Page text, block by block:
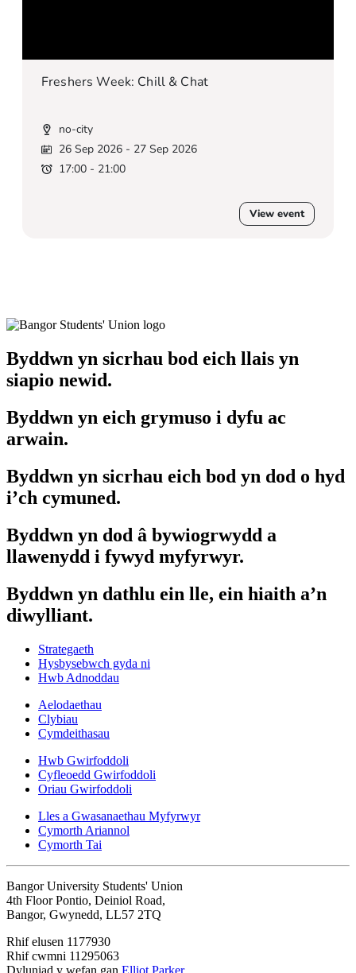
Freshers Week: Chill & Chat
no-city
26 Sep 2026 - 27 Sep 2026
17:00 - 21:00
View event
Byddwn yn sicrhau bod eich llais yn
siapio newid.
Byddwn yn eich grymuso i dyfu ac
arwain.
Byddwn yn sicrhau eich bod yn dod o hyd
i’ch cymuned.
Byddwn yn dod â bywiogrwydd a
llawenydd i fywyd myfyrwyr.
Byddwn yn dathlu ein lle, ein hiaith a’n
diwylliant.
Strategaeth
Hysbysebwch gyda ni
Hwb Adnoddau
Aelodaethau
Clybiau
Cymdeithasau
Hwb Gwirfoddoli
Cyfleoedd Gwirfoddoli
Oriau Gwirfoddoli
Lles a Gwasanaethau Myfyrwyr
Cymorth Ariannol
Cymorth Tai
Bangor University Students' Union
4th Floor Pontio, Deiniol Road,
Bangor, Gwynedd, LL57 2TQ
Rhif elusen 1177930
Rhif cwmni 11295063
Dyluniad y wefan gan Elliot Parker